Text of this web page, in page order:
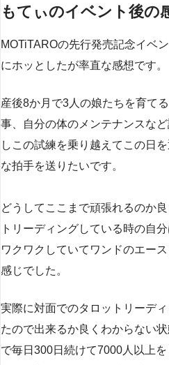
もてぃのイベント後の
MOTiTAROの先行発売記念イベ
にホッとしたが率直な感想です。
産後8か月で3人の娘たちを育て
事、自分の体のメンテナンスな
しこの試練を乗り越えてこの日
な拍手を送りたいです。
どうしてここまで頑張れるのか
トリーディングしている時の自
ワクワクしていてワンドのエー
感じでした。
実際に対面でのタロットリーデ
たので出来るか良くわからない
で毎日300日続けて7000人以上